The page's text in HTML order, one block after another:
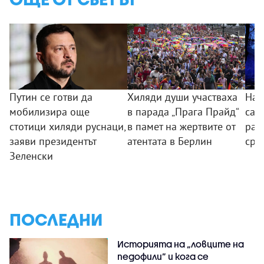
Путин се готви да
мобилизира още
стотици хиляди руснаци,
заяви президентът
Зеленски
Хиляди души участваха
в парада „Прага Прайд“
в памет на жертвите от
атентата в Берлин
са
ПОСЛЕДНИ
Историята на „ловците на
педофили” и кога се